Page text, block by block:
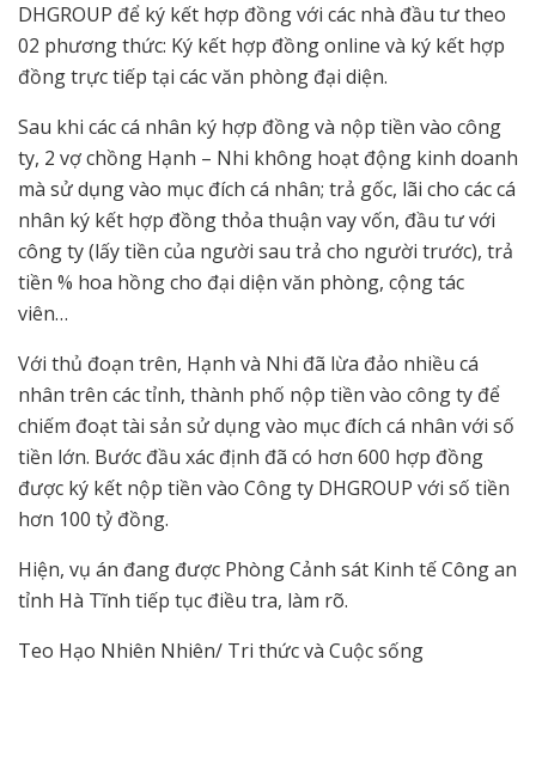
DHGROUP để ký kết hợp đồng với các nhà đầu tư theo
02 phương thức: Ký kết hợp đồng online và ký kết hợp
đồng trực tiếp tại các văn phòng đại diện.
Sau khi các cá nhân ký hợp đồng và nộp tiền vào công
ty, 2 vợ chồng Hạnh – Nhi không hoạt động kinh doanh
mà sử dụng vào mục đích cá nhân; trả gốc, lãi cho các cá
nhân ký kết hợp đồng thỏa thuận vay vốn, đầu tư với
công ty (lấy tiền của người sau trả cho người trước), trả
tiền % hoa hồng cho đại diện văn phòng, cộng tác
viên…
Với thủ đoạn trên, Hạnh và Nhi đã lừa đảo nhiều cá
nhân trên các tỉnh, thành phố nộp tiền vào công ty để
chiếm đoạt tài sản sử dụng vào mục đích cá nhân với số
tiền lớn. Bước đầu xác định đã có hơn 600 hợp đồng
được ký kết nộp tiền vào Công ty DHGROUP với số tiền
hơn 100 tỷ đồng.
Hiện, vụ án đang được Phòng Cảnh sát Kinh tế Công an
tỉnh Hà Tĩnh tiếp tục điều tra, làm rõ.
Teo Hạo Nhiên Nhiên/ Tri thức và Cuộc sống